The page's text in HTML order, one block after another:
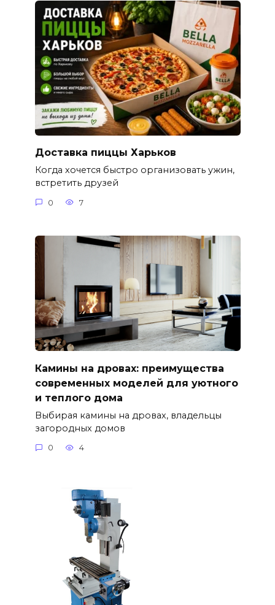
Доставка пиццы Харьков
Когда хочется быстро организовать ужин,
встретить друзей
0 7
Камины на дровах: преимущества
современных моделей для уютного
и теплого дома
Выбирая камины на дровах, владельцы
загородных домов
0 4